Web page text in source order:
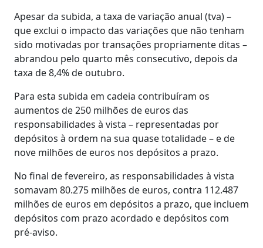
Apesar da subida, a taxa de variação anual (tva) –
que exclui o impacto das variações que não tenham
sido motivadas por transações propriamente ditas –
abrandou pelo quarto mês consecutivo, depois da
taxa de 8,4% de outubro.
Para esta subida em cadeia contribuíram os
aumentos de 250 milhões de euros das
responsabilidades à vista – representadas por
depósitos à ordem na sua quase totalidade – e de
nove milhões de euros nos depósitos a prazo.
No final de fevereiro, as responsabilidades à vista
somavam 80.275 milhões de euros, contra 112.487
milhões de euros em depósitos a prazo, que incluem
depósitos com prazo acordado e depósitos com
pré-aviso.